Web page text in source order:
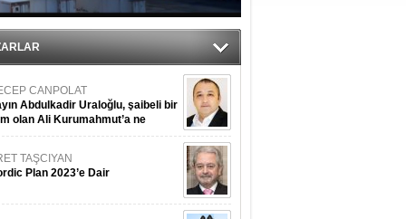
yapacak
CANPOLAT
Abdulkadir Uraloğlu, şaibeli bir
olan Ali Kurumahmut’a ne
TAŞCIYAN
Plan 2023’e Dair